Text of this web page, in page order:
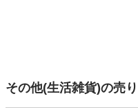
その他(生活雑貨)の売